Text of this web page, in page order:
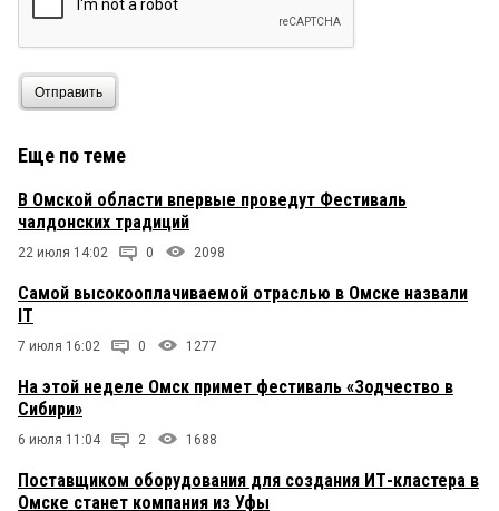
Отправить
Еще по теме
В Омской области впервые проведут Фестиваль
чалдонских традиций
22 июля 14:02 0 2098
Самой высокооплачиваемой отраслью в Омске назвали
IT
7 июля 16:02 0 1277
На этой неделе Омск примет фестиваль «Зодчество в
Сибири»
6 июля 11:04 2 1688
Поставщиком оборудования для создания ИТ-кластера в
Омске станет компания из Уфы